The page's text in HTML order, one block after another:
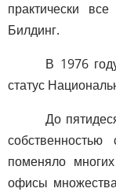
практически
Билдинг.
В 1976
статус
До
поменяло
офисы